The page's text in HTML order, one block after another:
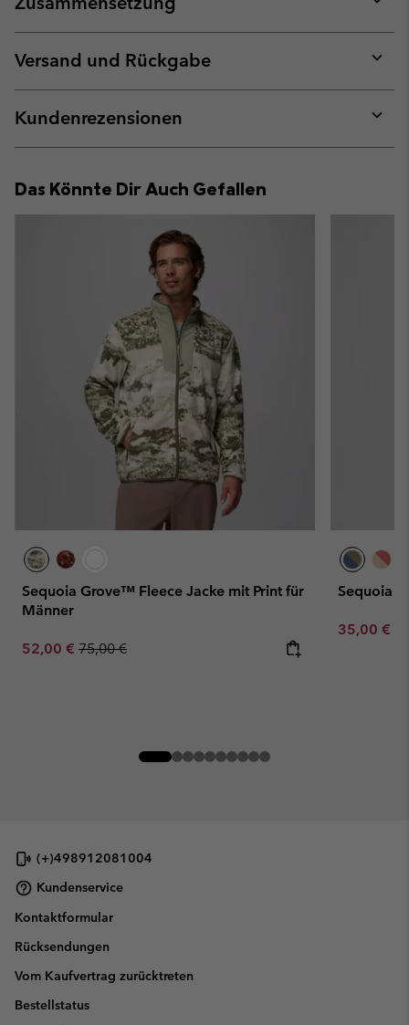
or
Versand und Rückgabe
or
Kundenrezensionen
or
Das Könnte Dir Auch Gefallen
Sequoia Grove™ Fleece Jacke mit Print für
Männer
Sale price:
52,00 € Regular price:
75,00 €
Sequoia
Minimum
35,00 €
(+)498912081004
Kundenservice
Kontaktformular
Rücksendungen
Vom Kaufvertrag zurücktreten
Bestellstatus